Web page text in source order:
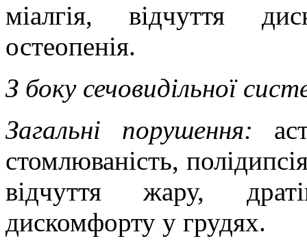
міалгія, відчуття
остеопенія.
З боку сечовидільної
Загальні порушення:
стомлюваність,
відчуття жару,
дискомфорту у грудях.